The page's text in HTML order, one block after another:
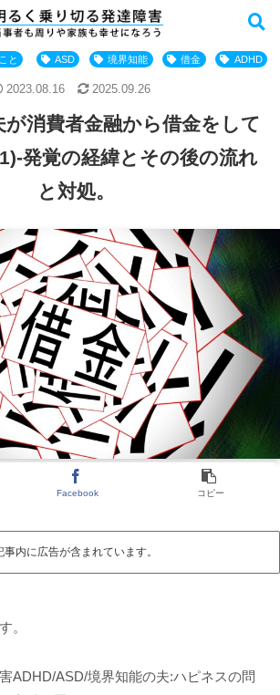
と ASD 境界知能 借金 ADHD
が消費者金融から借金をして
発覚の経緯とその後の流れ
と対処。
Facebook コピー
2023.08.16 2025.09.26
事内に広告が含まれています。
。
ADHD/ASD/境界知能の夫:ハピネスの問